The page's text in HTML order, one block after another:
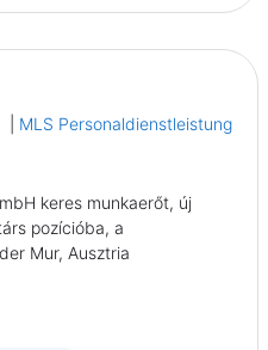
MLS Personaldienstleistung
keres munkaerőt, új
pozícióba, a
Mur, Ausztria